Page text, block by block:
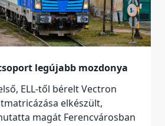
legújabb mozdonya
ELL-től bérelt Vectron
elkészült,
magát Ferencvárosban